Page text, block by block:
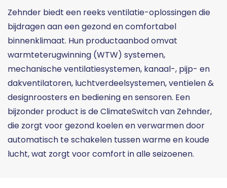
Zehnder biedt een reeks ventilatie-oplossingen die
bijdragen aan een gezond en comfortabel
binnenklimaat. Hun productaanbod omvat
warmteterugwinning (WTW) systemen,
mechanische ventilatiesystemen, kanaal-, pijp- en
dakventilatoren, luchtverdeelsystemen, ventielen &
designroosters en bediening en sensoren. Een
bijzonder product is de ClimateSwitch van Zehnder,
die zorgt voor gezond koelen en verwarmen door
automatisch te schakelen tussen warme en koude
lucht, wat zorgt voor comfort in alle seizoenen.